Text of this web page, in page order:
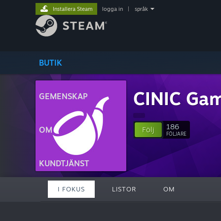
BUTIK
GEMENSKAP
OM
KUNDTJÄNST
Installera Steam logga in språk
CINIC
Följ 186
FÖLJARE
I FOKUS LISTOR OM